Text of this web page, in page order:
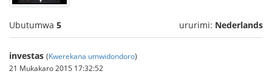
Ubutumwa 5 ururimi: Nederlands
investas (Kwerekana umwidondoro)
21 Mukakaro 2015 17:32:52